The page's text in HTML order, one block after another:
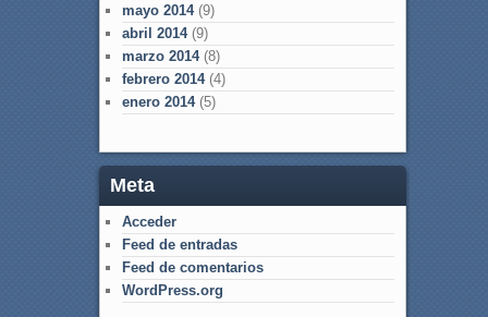
mayo 2014(9)
abril 2014(9)
marzo 2014(8)
febrero 2014(4)
enero 2014(5)
Meta
Acceder
Feed de entradas
Feed de comentarios
WordPress.org